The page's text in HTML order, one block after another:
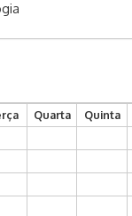
Quarta Quinta